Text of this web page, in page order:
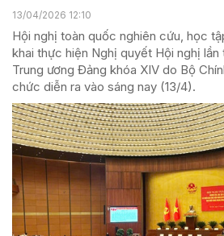
13/04/2026 12:10
Hội nghị toàn quốc nghiên cứu, học
khai thực hiện Nghị quyết Hội nghị lần
Trung ương Đảng khóa XIV do Bộ
chức diễn ra vào sáng nay (13/4).